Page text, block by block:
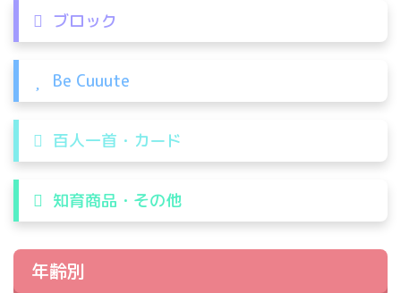
ブロック
Be Cuuute
百人一首・カード
知育商品・その他
年齢別